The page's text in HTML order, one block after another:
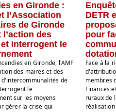
en Gironde :
l’Association
de Gironde
l’action des
interrogent le
en Gironde, l'AMF
des maires et des
d'intercommunalités de
le
sur les moyens
gérer la crise qui
DETR
pour
Face à la
membres
Finances
ruraux de